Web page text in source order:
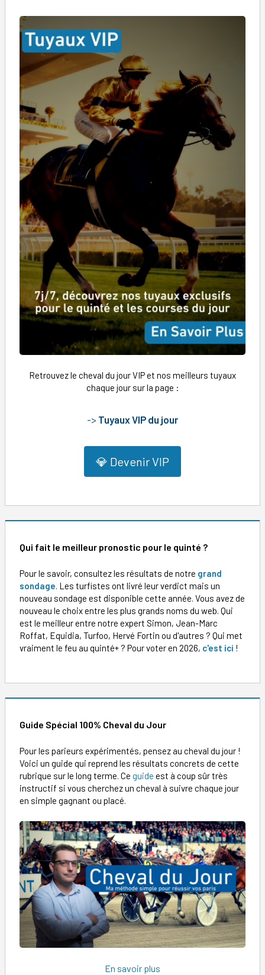
Retrouvez le cheval du jour VIP et nos meilleurs tuyaux
chaque jour sur la page :
-> Tuyaux VIP du jour
💎 Devenir VIP
Qui fait le meilleur pronostic pour le quinté ?
Pour le savoir, consultez les résultats de notre grand
sondage . Les turfistes ont livré leur verdict mais un
nouveau sondage est disponible cette année. Vous avez de
nouveau le choix entre les plus grands noms du web. Qui
est le meilleur entre notre expert Simon, Jean-Marc
Roffat, Equidia, Turfoo, Hervé Fortin ou d'autres ? Qui met
vraiment le feu au quinté+ ? Pour voter en 2026, c'est ici !
Guide Spécial 100% Cheval du Jour
Pour les parieurs expérimentés, pensez au cheval du jour !
Voici un guide qui reprend les résultats concrets de cette
rubrique sur le long terme. Ce guide est à coup sûr très
instructif si vous cherchez un cheval à suivre chaque jour
en simple gagnant ou placé.
En savoir plus